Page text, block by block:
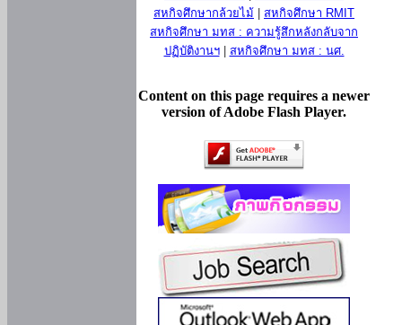
สหกิจศึกษากล้วยไม้
สหกิจศึกษา RMIT
สหกิจศึกษา มทส : ความรู้สึกหลังกลับจาก
ปฏิบัติงานฯ| สหกิจศึกษา มทส : นศ.
Content on this page requires a newer
version of Adobe Flash Player.